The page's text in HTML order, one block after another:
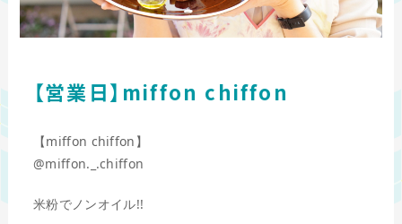
【営業日】miffon chiffon
【miffon chiffon】
@miffon._.chiffon
米粉でノンオイル!!